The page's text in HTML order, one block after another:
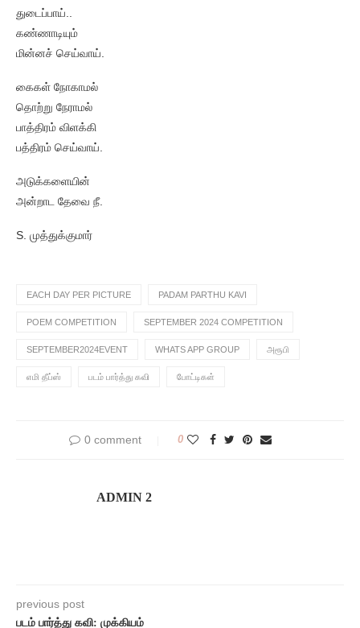
துடைப்பாய்..
கண்ணாடியும்
மின்னச் செய்வாய்.
கைகள் நோகாமல்
தொற்று நேராமல்
பாத்திரம் விளக்கி
பத்திரம் செய்வாய்.
அடுக்களையின்
அன்றாட தேவை நீ.
S. முத்துக்குமார்
EACH DAY PER PICTURE PADAM PARTHU KAVI
POEM COMPETITION SEPTEMBER 2024 COMPETITION
SEPTEMBER2024EVENT WHATS APP GROUP அரூபி
எமி தீப்ஸ் படம் பார்த்து கவி போட்டிகள்
0 comment 0
ADMIN 2
previous post
படம் பார்த்து கவி: முக்கியம்